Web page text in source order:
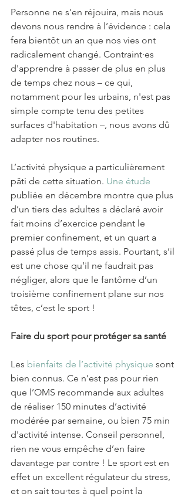
Personne ne s'en réjouira, mais nous
devons nous rendre à l’évidence : cela
fera bientôt un an que nos vies ont
radicalement changé. Contraint·es
d'apprendre à passer de plus en plus
de temps chez nous – ce qui,
notamment pour les urbains, n'est pas
simple compte tenu des petites
surfaces d'habitation –, nous avons dû
adapter nos routines.
L’activité physique a particulièrement
pâti de cette situation. Une étude
publiée en décembre montre que plus
d’un tiers des adultes a déclaré avoir
fait moins d’exercice pendant le
premier confinement, et un quart a
passé plus de temps assis. Pourtant, s’il
est une chose qu’il ne faudrait pas
négliger, alors que le fantôme d’un
troisième confinement plane sur nos
têtes, c’est le sport !
Faire du sport pour protéger sa santé
Les bienfaits de l’activité physique sont
bien connus. Ce n’est pas pour rien
que l’OMS recommande aux adultes
de réaliser 150 minutes d’activité
modérée par semaine, ou bien 75 min
d'activité intense. Conseil personnel,
rien ne vous empêche d’en faire
davantage par contre ! Le sport est en
effet un excellent régulateur du stress,
et on sait tou·tes à quel point la